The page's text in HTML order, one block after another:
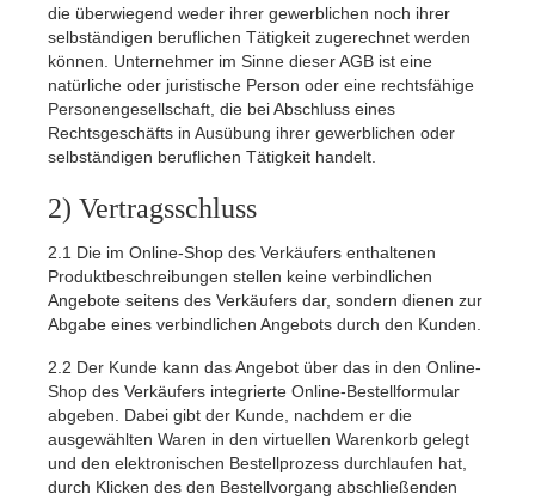
die überwiegend weder ihrer gewerblichen noch ihrer
selbständigen beruflichen Tätigkeit zugerechnet werden
können. Unternehmer im Sinne dieser AGB ist eine
natürliche oder juristische Person oder eine rechtsfähige
Personengesellschaft, die bei Abschluss eines
Rechtsgeschäfts in Ausübung ihrer gewerblichen oder
selbständigen beruflichen Tätigkeit handelt.
2) Vertragsschluss
2.1 Die im Online-Shop des Verkäufers enthaltenen
Produktbeschreibungen stellen keine verbindlichen
Angebote seitens des Verkäufers dar, sondern dienen zur
Abgabe eines verbindlichen Angebots durch den Kunden.
2.2 Der Kunde kann das Angebot über das in den Online-
Shop des Verkäufers integrierte Online-Bestellformular
abgeben. Dabei gibt der Kunde, nachdem er die
ausgewählten Waren in den virtuellen Warenkorb gelegt
und den elektronischen Bestellprozess durchlaufen hat,
durch Klicken des den Bestellvorgang abschließenden